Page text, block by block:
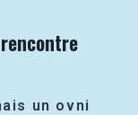
un ovni